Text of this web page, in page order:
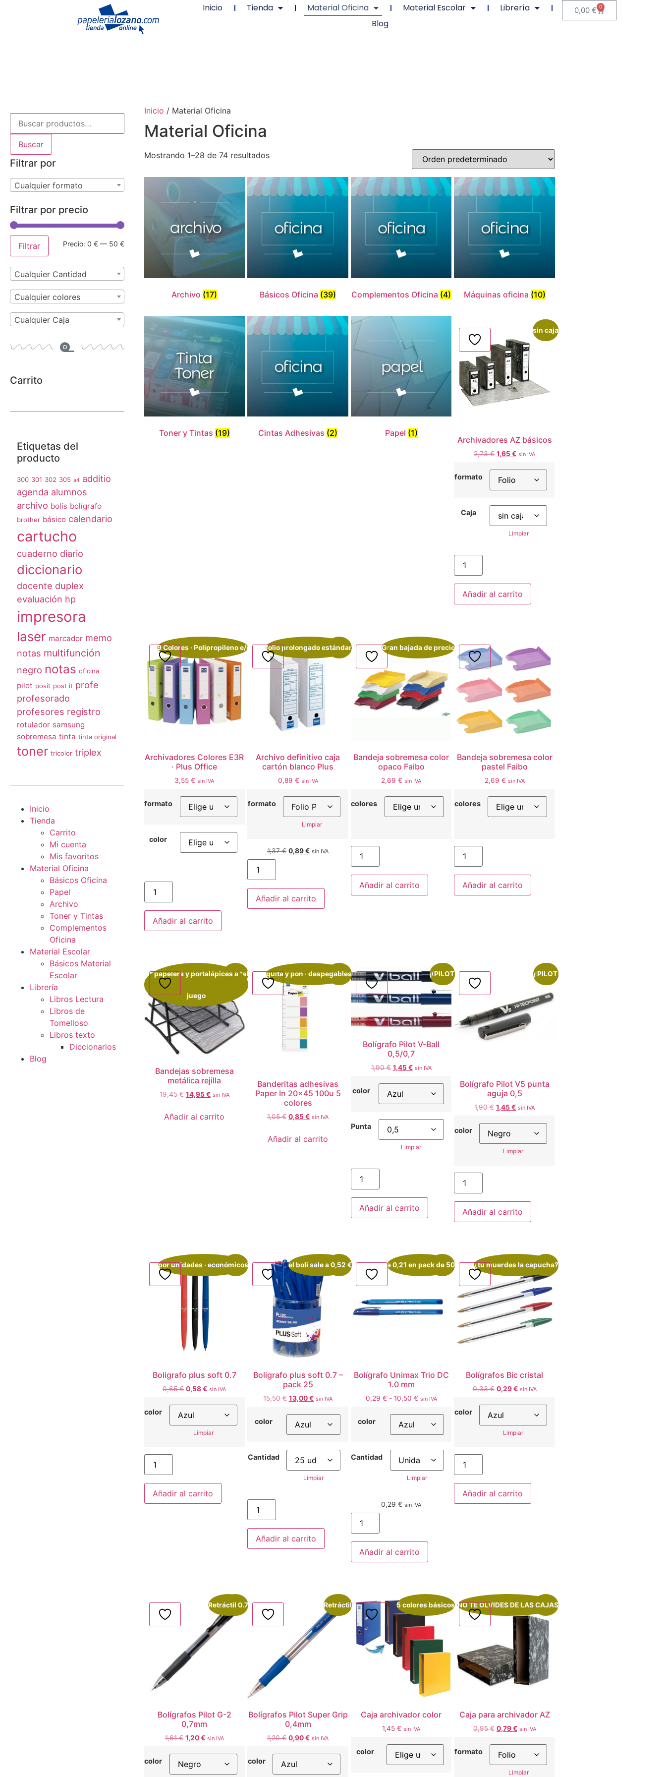
Inicio Tienda Material Oficina Material Escolar
Librería
Blog
0,00€ 0
Buscar
Filtrar por
Cualquier formato
Filtrar por precio
Filtrar Precio: 0 €— 50 €
Cualquier Cantidad
Cualquier colores
Cualquier Caja
Carrito
carrito.
producto
300 301 302 305 a4 additio
agenda alumnos
archivo
bolis
brother básico calendario
cartucho
cuaderno diario
diccionario
docente
evaluación hp
impresora
laser
notas multifunción
negro notas
pilot posit post it profe
profesorado
profesores registro
rotulador
samsung
tinta original
Inicio
Tienda
Carrito
Mi cuenta
Mis favoritos
Material Oficina
Básicos Oficina
Papel
Archivo
Toner y Tintas
Complementos
Oficina
Material Escolar
Básicos Material
Escolar
Librería
Libros Lectura
Libros de
Tomelloso
Inicio / Material Oficina
Material Oficina
Mostrando 1–28 de 74 resultados
Archivo (17) Básicos Oficina (39) Complementos Oficina (4) Máquinas oficina (10)
Toner y Tintas (19) Cintas Adhesivas (2) Papel (1)
¡Oferta!
sin caja
Archivadores AZ básicos
2,73€ 1,65€ sin IVA
formato
Caja
Limpiar
Añadir al carrito
9 Colores · Polipropileno e/i
Archivadores Colores E3R
· Plus Office
3,55€ sin IVA
formato
color
Añadir al carrito
¡Oferta!
folio prolongado estándar
Archivo definitivo caja
cartón blanco Plus
0,89 € sin IVA
formato
Limpiar
1,37€ 0,89€ sin IVA
Añadir al carrito
Gran bajada de precio
Bandeja sobremesa color
opaco Faibo
2,69€ sin IVA
colores
Añadir al carrito
Bandeja sobremesa color
pastel Faibo
2,69 € sin IVA
colores
Añadir al carrito
¡Oferta!
papelera y portalápices a
juego
Bandejas sobremesa
metálica rejilla
19,45€ 14,95€ sin IVA
Añadir al carrito
¡Oferta!
quita y pon · despegables
Banderitas adhesivas
Paper In 20×45 100u 5
colores
1,05€ 0,85€ sin IVA
Añadir al carrito
¡Oferta!
PILOT
Bolígrafo Pilot V-Ball
0,5/0,7
1,90€ 1,45€ sin IVA
color
Punta
Limpiar
Añadir al carrito
¡Oferta!
PILOT
Bolígrafo Pilot V5 punta
aguja 0,5
1,90€ 1,45€ sin IVA
color
Limpiar
Añadir al carrito
¡Oferta!
por unidades · económicos
Boligrafo plus soft 0.7
0,65€ 0,58€ sin IVA
color
Limpiar
Añadir al carrito
¡Oferta!
el boli sale a 0,52 €
Boligrafo plus soft 0.7 –
pack 25
15,50€ 13,00€ sin IVA
color
Cantidad
Limpiar
Añadir al carrito
¡Oferta!
a 0,21 en pack de 50
Bolígrafo Unimax Trio DC
1.0 mm
0,29 € - 10,50 € sin IVA
color
Cantidad
Limpiar
0,29€ sin IVA
Añadir al carrito
¡Oferta!
¿tu muerdes la capucha?
Bolígrafos Bic cristal
0,33€ 0,29€ sin IVA
color
Limpiar
Añadir al carrito
¡Oferta!
Retráctil 0.7
Bolígrafos Pilot G-2
0,7mm
1,61€ 1,20€ sin IVA
color
¡Oferta!
Retráctil
Bolígrafos Pilot Super Grip
0,4mm
1,20€ 0,90€ sin IVA
color
5 colores básicos
Caja archivador color
1,45€ sin IVA
color
¡Oferta!
NO TE OLVIDES DE LAS CAJAS
Caja para archivador AZ
0,95€ 0,79€ sin IVA
formato
Limpiar